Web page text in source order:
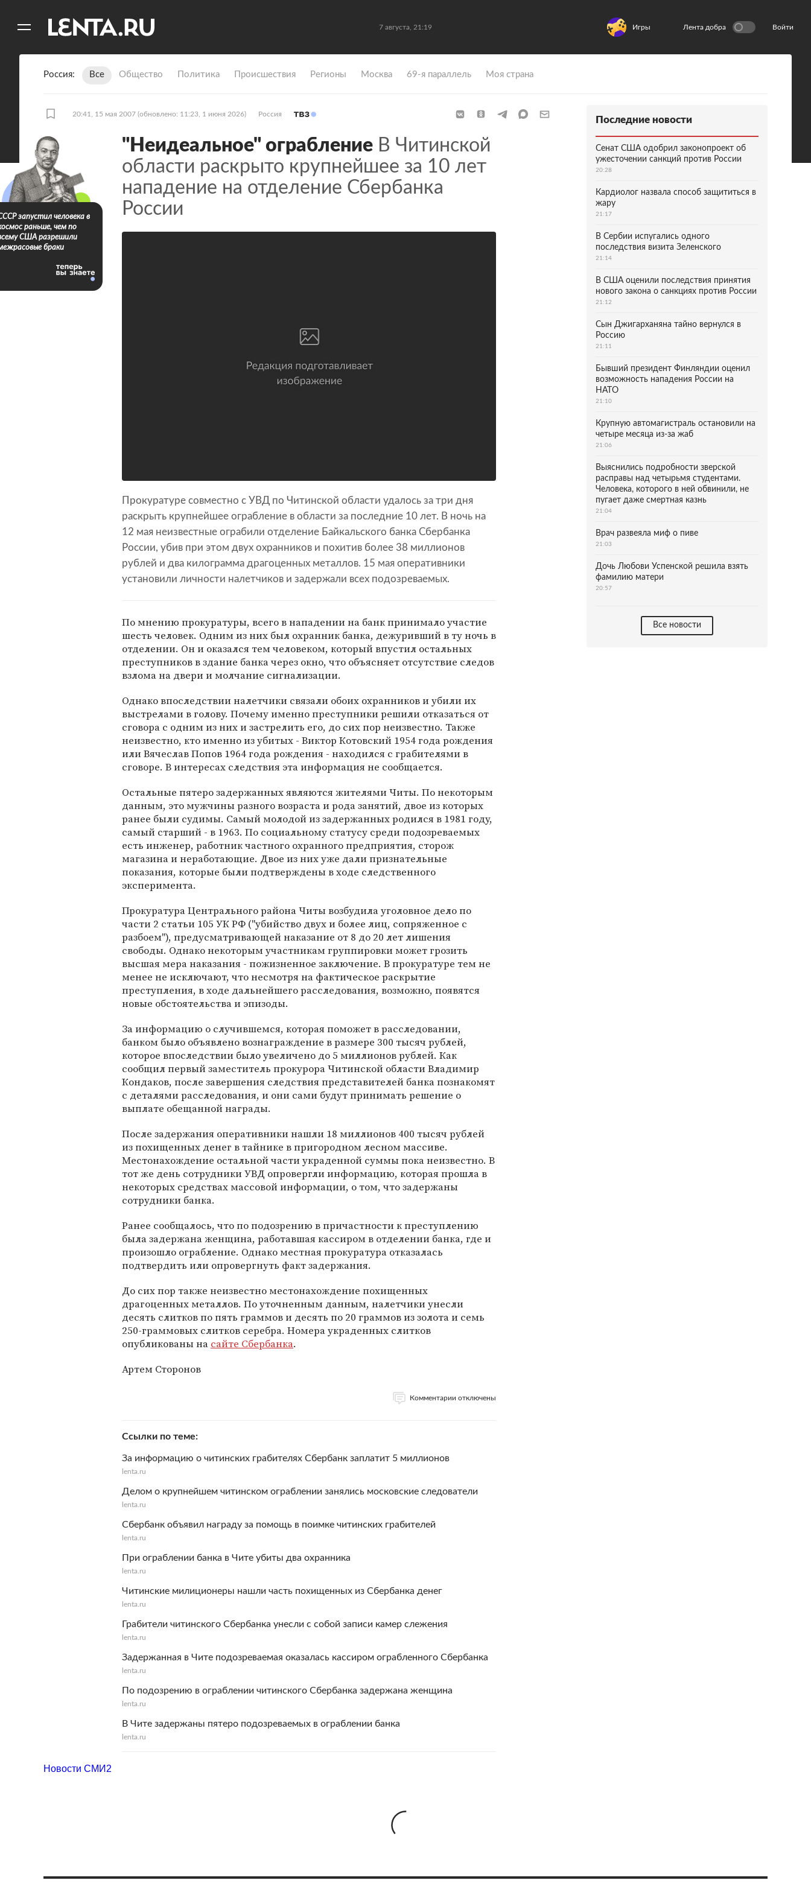
7 августа, 21:19 Игры Лента добра Войти
Россия Все Общество Политика Происшествия Регионы Москва 69-я параллель Моя страна
20:41, 15 мая 2007 (обновлено: 11:23, 1 июня 2026) Россия
"Неидеальное" ограбление В Читинской
области раскрыто крупнейшее за 10 лет
нападение на отделение Сбербанка
России
Прокуратуре совместно с УВД по Читинской области удалось за три дня
раскрыть крупнейшее ограбление в области за последние 10 лет. В ночь на
12 мая неизвестные ограбили отделение Байкальского банка Сбербанка
России, убив при этом двух охранников и похитив более 38 миллионов
рублей и два килограмма драгоценных металлов. 15 мая оперативники
установили личности налетчиков и задержали всех подозреваемых.
По мнению прокуратуры, всего в нападении на банк принимало участие
шесть человек. Одним из них был охранник банка, дежуривший в ту ночь в
отделении. Он и оказался тем человеком, который впустил остальных
преступников в здание банка через окно, что объясняет отсутствие следов
взлома на двери и молчание сигнализации.
Однако впоследствии налетчики связали обоих охранников и убили их
выстрелами в голову. Почему именно преступники решили отказаться от
сговора с одним из них и застрелить его, до сих пор неизвестно. Также
неизвестно, кто именно из убитых - Виктор Котовский 1954 года рождения
или Вячеслав Попов 1964 года рождения - находился с грабителями в
сговоре. В интересах следствия эта информация не сообщается.
Остальные пятеро задержанных являются жителями Читы. По некоторым
данным, это мужчины разного возраста и рода занятий, двое из которых
ранее были судимы. Самый молодой из задержанных родился в 1981 году,
самый старший - в 1963. По социальному статусу среди подозреваемых
есть инженер, работник частного охранного предприятия, сторож
магазина и неработающие. Двое из них уже дали признательные
показания, которые были подтверждены в ходе следственного
эксперимента.
Прокуратура Центрального района Читы возбудила уголовное дело по
части 2 статьи 105 УК РФ ("убийство двух и более лиц, сопряженное с
разбоем"), предусматривающей наказание от 8 до 20 лет лишения
свободы. Однако некоторым участникам группировки может грозить
высшая мера наказания - пожизненное заключение. В прокуратуре тем не
менее не исключают, что несмотря на фактическое раскрытие
преступления, в ходе дальнейшего расследования, возможно, появятся
новые обстоятельства и эпизоды.
За информацию о случившемся, которая поможет в расследовании,
банком было объявлено вознаграждение в размере 300 тысяч рублей,
которое впоследствии было увеличено до 5 миллионов рублей. Как
сообщил первый заместитель прокурора Читинской области Владимир
Кондаков, после завершения следствия представителей банка познакомят
с деталями расследования, и они сами будут принимать решение о
выплате обещанной награды.
После задержания оперативники нашли 18 миллионов 400 тысяч рублей
из похищенных денег в тайнике в пригородном лесном массиве.
Местонахождение остальной части украденной суммы пока неизвестно. В
тот же день сотрудники УВД опровергли информацию, которая прошла в
некоторых средствах массовой информации, о том, что задержаны
сотрудники банка.
Ранее сообщалось, что по подозрению в причастности к преступлению
была задержана женщина, работавшая кассиром в отделении банка, где и
произошло ограбление. Однако местная прокуратура отказалась
подтвердить или опровергнуть факт задержания.
До сих пор также неизвестно местонахождение похищенных
драгоценных металлов. По уточненным данным, налетчики унесли
десять слитков по пять граммов и десять по 20 граммов из золота и семь
250-граммовых слитков серебра. Номера украденных слитков
опубликованы на сайте Cбербанка.
Артем Сторонов
Комментарии отключены
Ссылки по теме
За информацию о читинских грабителях Сбербанк заплатит 5 миллионов
lenta.ru
Делом о крупнейшем читинском ограблении занялись московские следователи
lenta.ru
Сбербанк объявил награду за помощь в поимке читинских грабителей
lenta.ru
При ограблении банка в Чите убиты два охранника
lenta.ru
Читинские милиционеры нашли часть похищенных из Сбербанка денег
lenta.ru
Грабители читинского Сбербанка унесли с собой записи камер слежения
lenta.ru
Задержанная в Чите подозреваемая оказалась кассиром ограбленного Сбербанка
lenta.ru
По подозрению в ограблении читинского Сбербанка задержана женщина
lenta.ru
В Чите задержаны пятеро подозреваемых в ограблении банка
lenta.ru
запустил человека в
раньше, чем по
США разрешили
браки
Последние новости
Сенат США одобрил законопроект об
ужесточении санкций против России
20:28
Кардиолог назвала способ защититься в
жару
21:17
В Сербии испугались одного
последствия визита Зеленского
21:14
В США оценили последствия принятия
нового закона о санкциях против России
21:12
Сын Джигарханяна тайно вернулся в
Россию
21:11
Бывший президент Финляндии оценил
возможность нападения России на
НАТО
21:10
Крупную автомагистраль остановили на
четыре месяца из-за жаб
21:06
Выяснились подробности зверской
расправы над четырьмя студентами.
Человека, которого в ней обвинили, не
пугает даже смертная казнь
21:04
Врач развеяла миф о пиве
21:03
Дочь Любови Успенской решила взять
фамилию матери
20:57
Все новости
Новости СМИ2